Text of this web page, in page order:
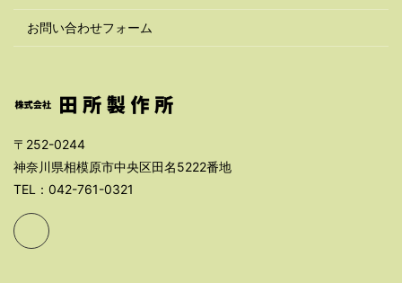
お問い合わせフォーム
〒252-0244
神奈川県相模原市中央区田名5222番地
TEL：042-761-0321